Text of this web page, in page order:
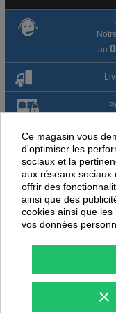
au
NOUS
PEUVENT
Ce magasin vous
d'optimiser les
sociaux et la
aux réseaux sociaux
offrir des
ainsi que des
cookies ainsi que
vos données
clear